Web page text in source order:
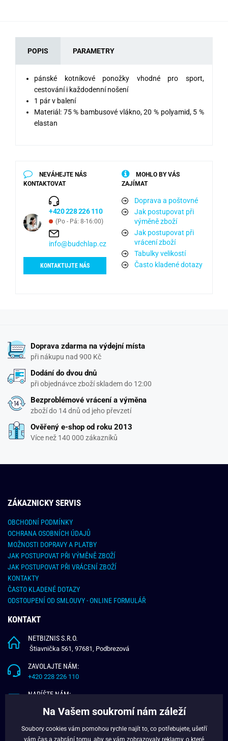
POPIS PARAMETRY
pánské kotníkové ponožky vhodné pro sport,
cestování i každodenní nošení
1 pár v balení
Materiál: 75 % bambusové vlákno, 20 % polyamid, 5 %
elastan
NEVÁHEJTE NÁS
KONTAKTOVAT
+420 228 226 110
(Po - Pá: 8-16:00)
info@budchlap.cz
KONTAKTUJTE NÁS
MOHLO BY VÁS
ZAJÍMAT
Doprava a poštovné
Jak postupovat při
výměně zboží
Jak postupovat při
vrácení zboží
Tabulky velikostí
Často kladené dotazy
Doprava zdarma na výdejní místa
při nákupu nad 900 Kč
Dodání do dvou dnů
při objednávce zboží skladem do 12:00
Bezproblémové vrácení a výměna
zboží do 14 dnů od jeho převzetí
Ověřený e-shop od roku 2013
Více než 140 000 zákazníků
ZÁKAZNICKY SERVIS
OBCHODNÍ PODMÍNKY
OCHRANA OSOBNÍCH ÚDAJŮ
MOŽNOSTI DOPRAVY A PLATBY
JAK POSTUPOVAT PŘI VÝMĚNĚ ZBOŽÍ
JAK POSTUPOVAT PŘI VRÁCENÍ ZBOŽÍ
KONTAKTY
ČASTO KLADENÉ DOTAZY
ODSTOUPENÍ OD SMLOUVY - ONLINE FORMULÁŘ
KONTAKT
NETBIZNIS S.R.O.
Štiavnička 561, 97681, Podbrezová
ZAVOLAJTE NÁM:
+420 228 226 110
NAPÍŠTE NÁM:
Na Vašem soukromí nám záleží
Soubory cookies vám pomohou rychle najít to, co potřebujete, ušetří
vám čas a zabrání tomu, aby se vám zobrazovaly reklamy, o které